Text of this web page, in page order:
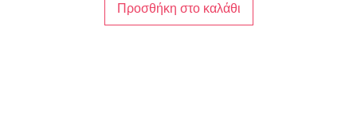
Προσθήκη στο καλάθι